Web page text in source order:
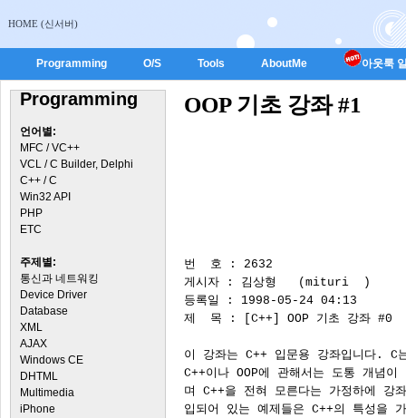
HOME (신서버)
Programming O/S Tools AboutMe 아웃룩
Programming
언어별:
MFC / VC++
VCL / C Builder, Delphi
C++ / C
Win32 API
PHP
ETC
주제별:
통신과 네트워킹
Device Driver
Database
XML
AJAX
Windows CE
DHTML
Multimedia
iPhone
OOP 기초 강좌 #1